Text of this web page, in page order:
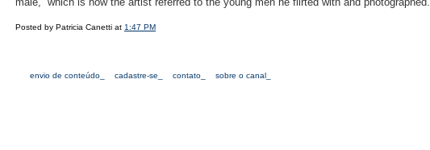
Posted by Patricia Canetti at 1:47 PM
envio de conteúdo_ cadastre-se_ contato_ sobre o canal_